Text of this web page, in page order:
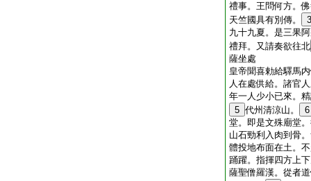
禮事。王問何方。
天竺國具有別傳。
3
九十九夏。是三果
禮拜。又請奏欲往北
薩坐處
皇帝聞喜勅給驛馬
人在處供給。諸官
年一人少小已來。
5 代州清涼山。
6
堂。即是文殊廟堂
山石勁利入肉到骨
體投地布面在土。
踊躍。指揮四方上
薩聖僧羅漢。從者